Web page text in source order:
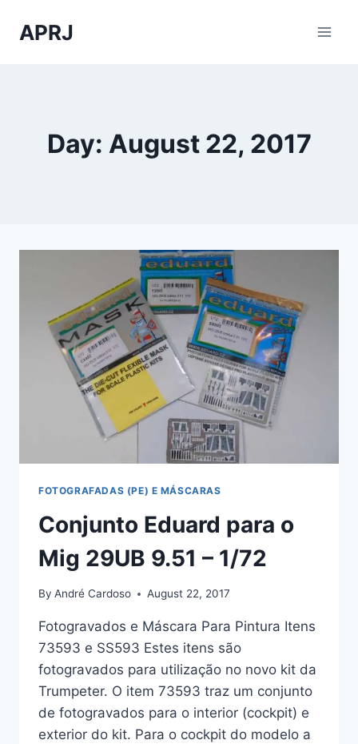
APRJ
Day: August 22, 2017
FOTOGRAFADAS (PE) E MÁSCARAS
Conjunto Eduard para o
Mig 29UB 9.51 – 1/72
By André Cardoso August 22, 2017
Fotogravados e Máscara Para Pintura Itens
73593 e SS593 Estes itens são
fotogravados para utilização no novo kit da
Trumpeter. O item 73593 traz um conjunto
de fotogravados para o interior (cockpit) e
exterior do kit. Para o cockpit do modelo a